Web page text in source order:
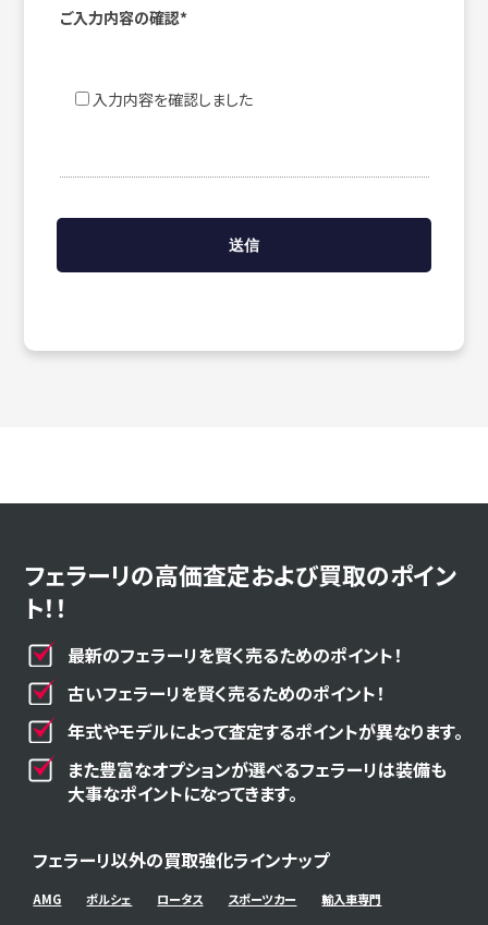
ご入力内容の確認*
入力内容を確認しました
フェラーリの高価査定および買取のポイン
ト！！
最新のフェラーリを賢く売るためのポイント！
古いフェラーリを賢く売るためのポイント！
年式やモデルによって査定するポイントが異なります。
また豊富なオプションが選べるフェラーリは装備も
大事なポイントになってきます。
フェラーリ以外の買取強化ラインナップ
AMG ポルシェ ロータス スポーツカー 輸入車専門